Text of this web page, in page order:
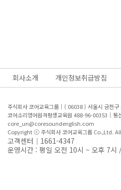
회사소개 개인정보취급방침
주식회사 코어교육그룹｜( 06038 ) 서울시 금천
코어소리영어원격평생교육원 488-96-00353｜
core_un@coresoundenglish.com
Copyright ⓒ 주식회사 코어교육그룹 Co.,Ltd.
고객센터｜1661-4347
운영시간 : 평일 오전 10시 ~ 오후 7